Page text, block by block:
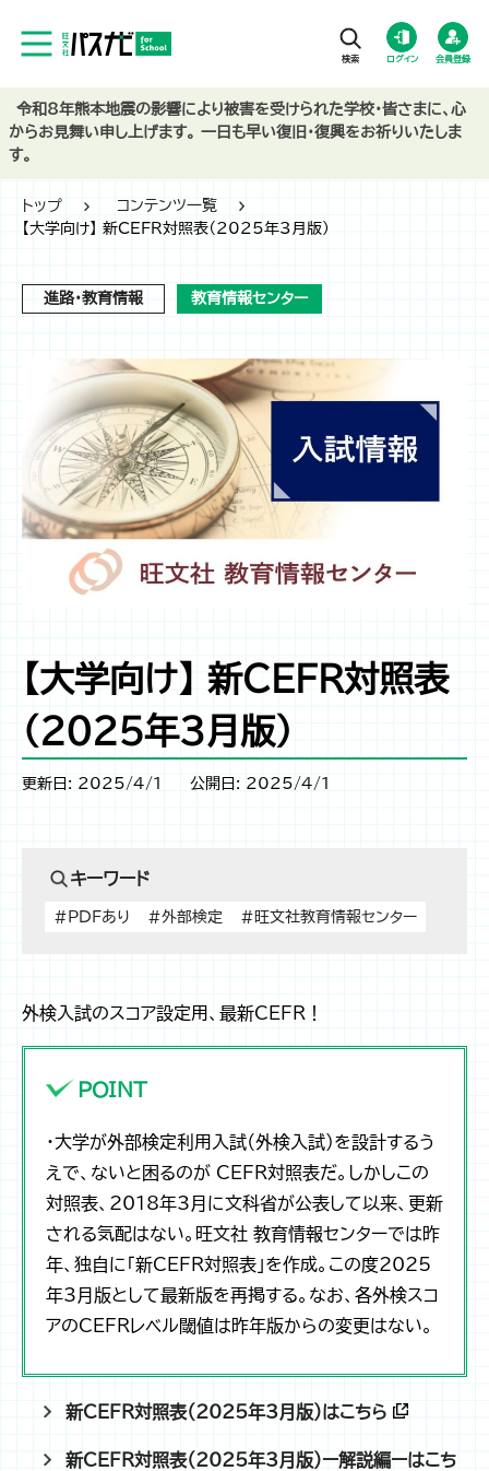
ログイン 会員登録
トップ
コンテンツ一覧
【大学向け】 新CEFR対照表（2025年3月版）
進路・教育情報 教育情報センター
【大学向け】 新CEFR対照表
（2025年3月版）
更新日: 2025/4/1 公開日: 2025/4/1
キーワード
#PDFあり #外部検定 #旺文社教育情報センター
外検入試のスコア設定用、最新CEFR！
POINT
・大学が外部検定利用入試（外検入試）を設計するう
えで、ないと困るのが CEFR対照表だ。しかしこの
対照表、2018年3月に文科省が公表して以来、更新
される気配はない。旺文社 教育情報センターでは昨
年、独自に「新CEFR対照表」を作成。この度2025
年3月版として最新版を再掲する。なお、各外検スコ
アのCEFRレベル閾値は昨年版からの変更はない。
新CEFR対照表（2025年3月版）はこちら
新CEFR対照表（2025年3月版）ー解説編ーはこち
令和8年熊本地震の影響により被害を受けられた学校・皆さまに、心
からお見舞い申し上げます。 一日も早い復旧・復興をお祈りいたしま
す。